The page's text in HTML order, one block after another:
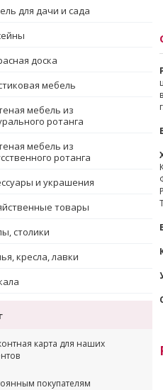
для дачи и сада
доска
мебель
мебель из
ротанга
мебель из
ротанга
и украшения
товары
столики
кресла, лавки
карта для наших
покупателям